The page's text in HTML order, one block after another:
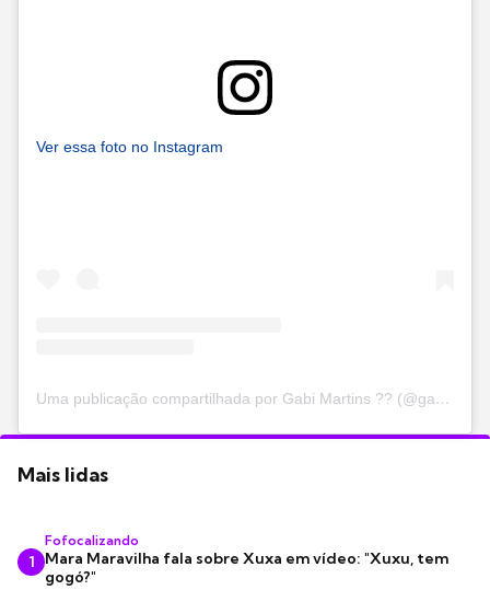
Ver essa foto no Instagram
Uma publicação compartilhada por Gabi Martins ?? (@gabimartins)
Mais lidas
1
Fofocalizando
Mara Maravilha fala sobre Xuxa em vídeo: "Xuxu, tem
gogó?"